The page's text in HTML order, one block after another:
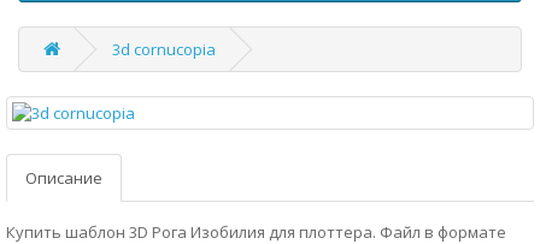
3d cornucopia
Описание
Купить шаблон 3D Рога Изобилия для плоттера. Файл в формате